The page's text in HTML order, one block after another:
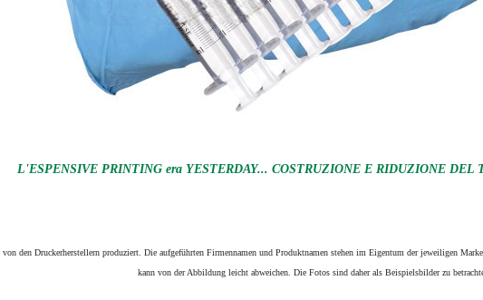
L'ESPENSIVE PRINTING era YESTERDAY... COSTRUZIONE E RIDUZIONE DEL
den Druckerherstellern produziert. Die aufgeführten Firmennamen und Produktnamen stehen im Eigentum der jeweiligen
kann von der Abbildung leicht abweichen. Die Fotos sind daher als Beispielsbilder zu